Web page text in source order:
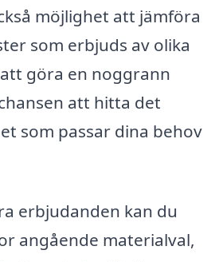
möjlighet att jämföra
som erbjuds av olika
göra en noggrann
att hitta det
som passar dina behov
erbjudanden kan du
angående materialval,